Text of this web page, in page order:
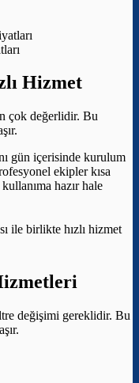
Hizmet
çok değerlidir. Bu
gün içerisinde kurulum
ekipler kısa
hazır hale
ile birlikte hızlı hizmet
değişimi gereklidir. Bu